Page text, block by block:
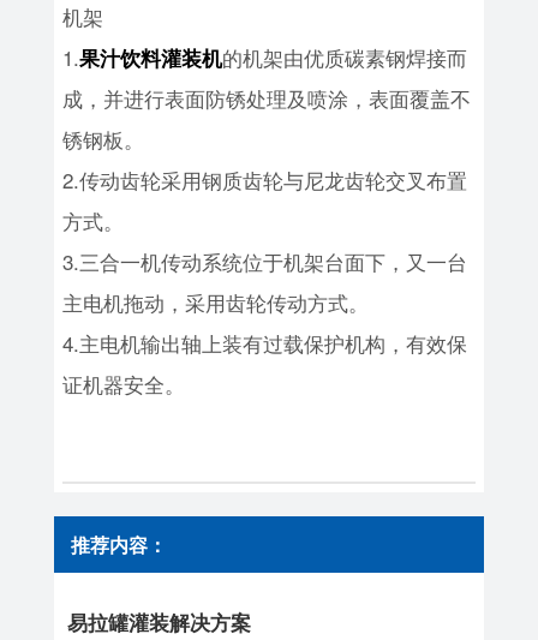
机架
1.果汁饮料灌装机的机架由优质碳素钢焊接而
成，并进行表面防锈处理及喷涂，表面覆盖不
锈钢板。
2.传动齿轮采用钢质齿轮与尼龙齿轮交叉布置
方式。
3.三合一机传动系统位于机架台面下，又一台
主电机拖动，采用齿轮传动方式。
4.主电机输出轴上装有过载保护机构，有效保
证机器安全。
推荐内容：
易拉罐灌装解决方案